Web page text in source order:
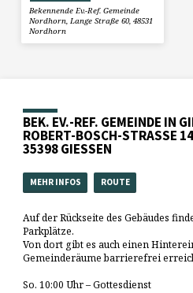
Bekennende Ev.-Ref. Gemeinde
Nordhorn, Lange Straße 60, 48531
Nordhorn
BEK. EV.-REF. GEMEINDE IN
ROBERT-BOSCH-STRASSE
35398 GIESSEN
MEHR INFOS ROUTE
Auf der Rückseite des Gebäudes
Parkplätze.
Von dort gibt es auch einen
Gemeinderäume barrierefrei
So. 10:00 Uhr – Gottesdienst